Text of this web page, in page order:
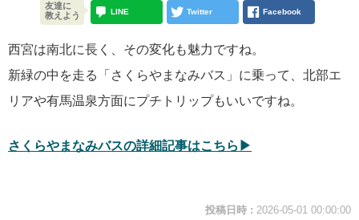
西宮は南北に長く、その変化も魅力ですね。
新緑の中を走る「さくらやまなみバス」に乗って、北部エ
リアや有馬温泉方面にプチトリップもいいですね。
さくらやまなみバスの詳細記事はこちら▶︎
友達に
教えよう
LINE Twitter Facebook
投稿日時 : 2026-05-01 00:00:00